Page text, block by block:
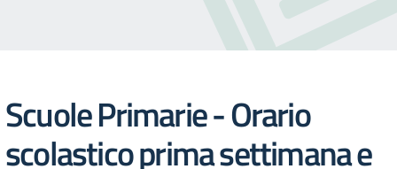
Scuole Primarie - Orario
scolastico prima settimana e